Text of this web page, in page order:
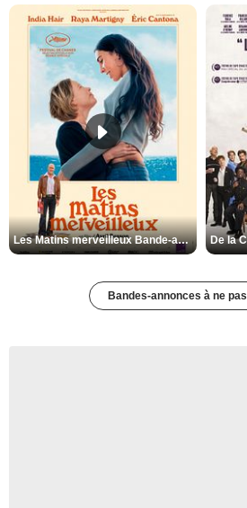
Les Matins merveilleux Bande-annonce VF
Bandes-annonces à ne